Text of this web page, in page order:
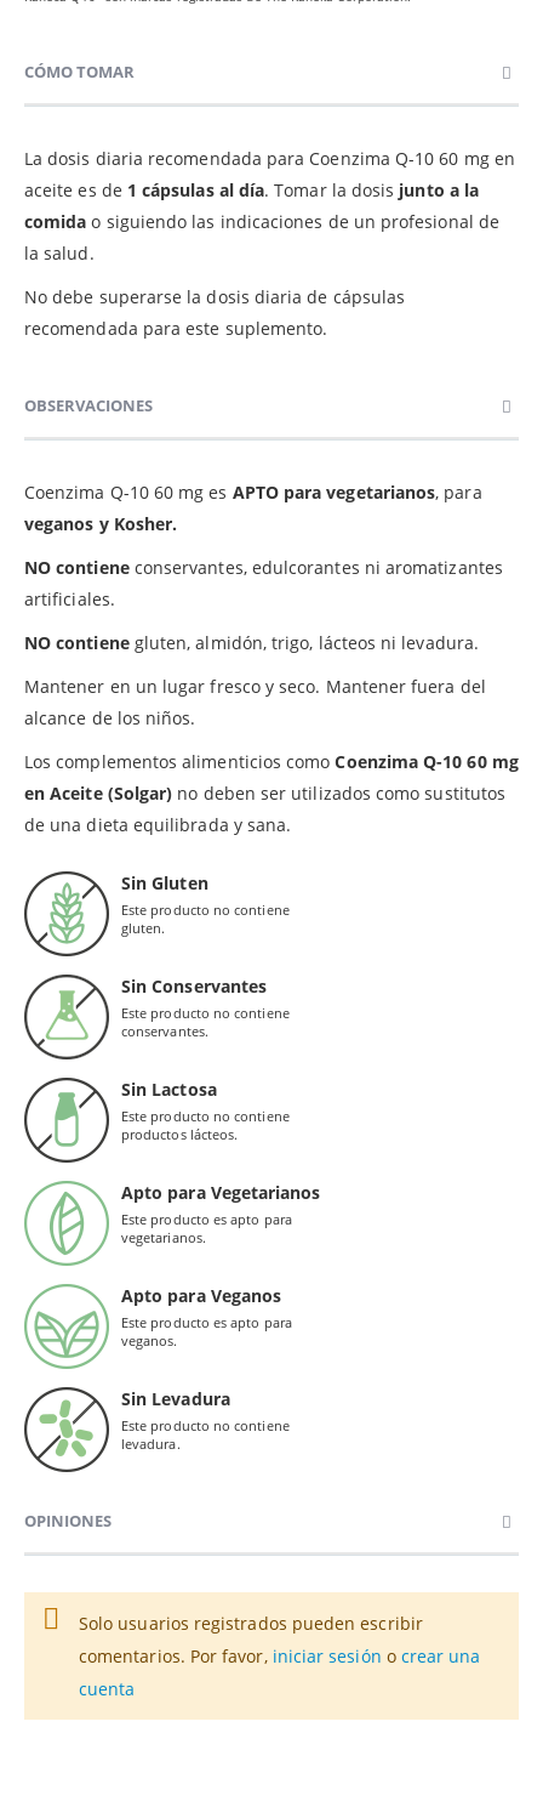
CÓMO TOMAR
La dosis diaria recomendada para Coenzima Q-10 60 mg en
aceite es de 1 cápsulas al día. Tomar la dosis junto a la
comida o siguiendo las indicaciones de un profesional de
la salud.
No debe superarse la dosis diaria de cápsulas
recomendada para este suplemento.
OBSERVACIONES
Coenzima Q-10 60 mg es APTO para vegetarianos, para
veganos y Kosher.
NO contieneconservantes, edulcorantes ni aromatizantes
artificiales.
NO contienegluten, almidón, trigo, lácteos ni levadura.
Mantener en un lugar fresco y seco. Mantener fuera del
alcance de los niños.
Los complementos alimenticios comoCoenzima Q-10 60 mg
en Aceite (Solgar) no deben ser utilizados como sustitutos
de una dieta equilibrada y sana.
Sin Gluten
Este producto no contiene
gluten.
Sin Conservantes
Este producto no contiene
conservantes.
Sin Lactosa
Este producto no contiene
productos lácteos.
Apto para Vegetarianos
Este producto es apto para
vegetarianos.
Apto para Veganos
Este producto es apto para
veganos.
Sin Levadura
Este producto no contiene
levadura.
OPINIONES
Solo usuarios registrados pueden escribir
comentarios. Por favor, iniciar sesión o crear una
cuenta